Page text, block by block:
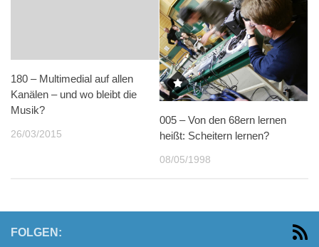
180 – Multimedial auf allen
Kanälen – und wo bleibt die
Musik?
26/03/2015
005 – Von den 68ern lernen
heißt: Scheitern lernen?
08/05/1998
FOLGEN: